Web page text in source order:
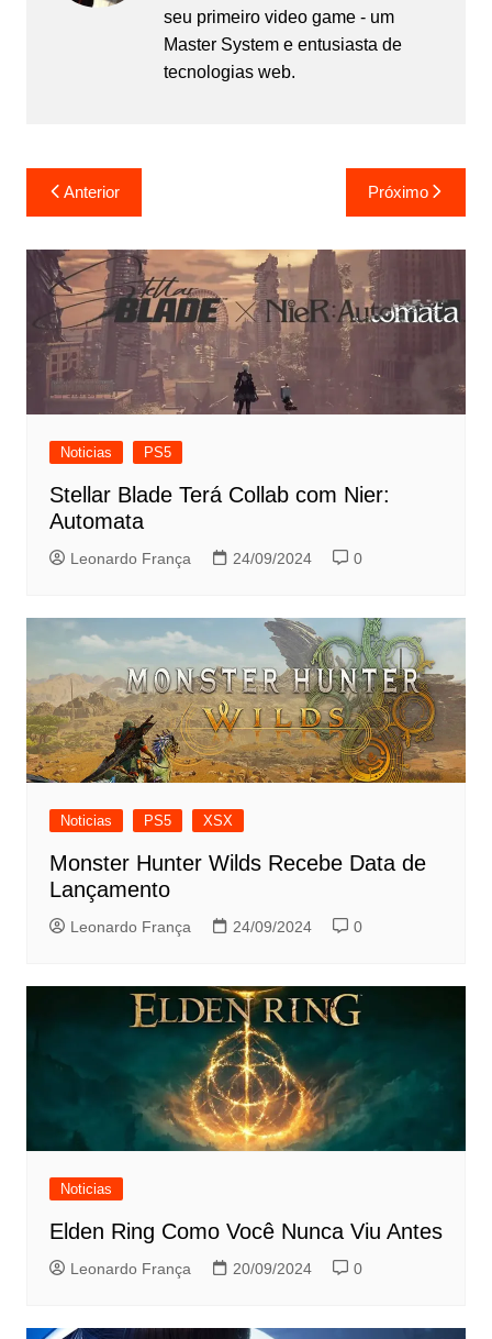
seu primeiro video game - um
Master System e entusiasta de
tecnologias web.
Navegação
de
Post
Anterior Próximo
Noticias PS5
Stellar Blade Terá Collab com Nier:
Automata
Leonardo França 24/09/2024 0
Noticias PS5 XSX
Monster Hunter Wilds Recebe Data de
Lançamento
Leonardo França 24/09/2024 0
Noticias
Elden Ring Como Você Nunca Viu Antes
Leonardo França 20/09/2024 0